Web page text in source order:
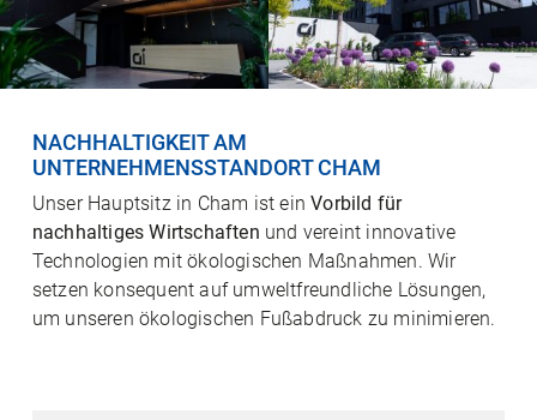
NACHHALTIGKEIT AM
UNTERNEHMENSSTANDORT CHAM
Unser Hauptsitz in Cham ist einVorbild für
nachhaltiges Wirtschaften und vereint innovative
Technologien mit ökologischen Maßnahmen. Wir
setzen konsequent auf umweltfreundliche Lösungen,
um unseren ökologischen Fußabdruck zu minimieren.